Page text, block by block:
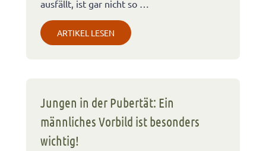
ausfällt, ist gar nicht so …
ARTIKEL LESEN
Jungen in der Pubertät: Ein
männliches Vorbild ist besonders
wichtig!